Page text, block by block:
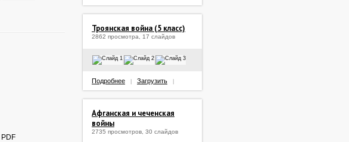
PDF
Троянская война (5 класс)
2862 просмотра, 17 слайдов
Подробнее Загрузить
Афганская и чеченская
войны
2735 просмотров, 30 слайдов